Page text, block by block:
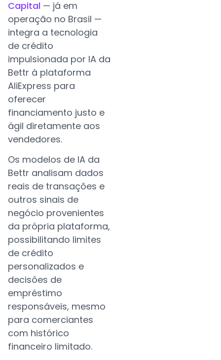
Capital — já em
operação no Brasil —
integra a tecnologia
de crédito
impulsionada por IA da
Bettr à plataforma
AliExpress para
oferecer
financiamento justo e
ágil diretamente aos
vendedores.
Os modelos de IA da
Bettr analisam dados
reais de transações e
outros sinais de
negócio provenientes
da própria plataforma,
possibilitando limites
de crédito
personalizados e
decisões de
empréstimo
responsáveis, mesmo
para comerciantes
com histórico
financeiro limitado.